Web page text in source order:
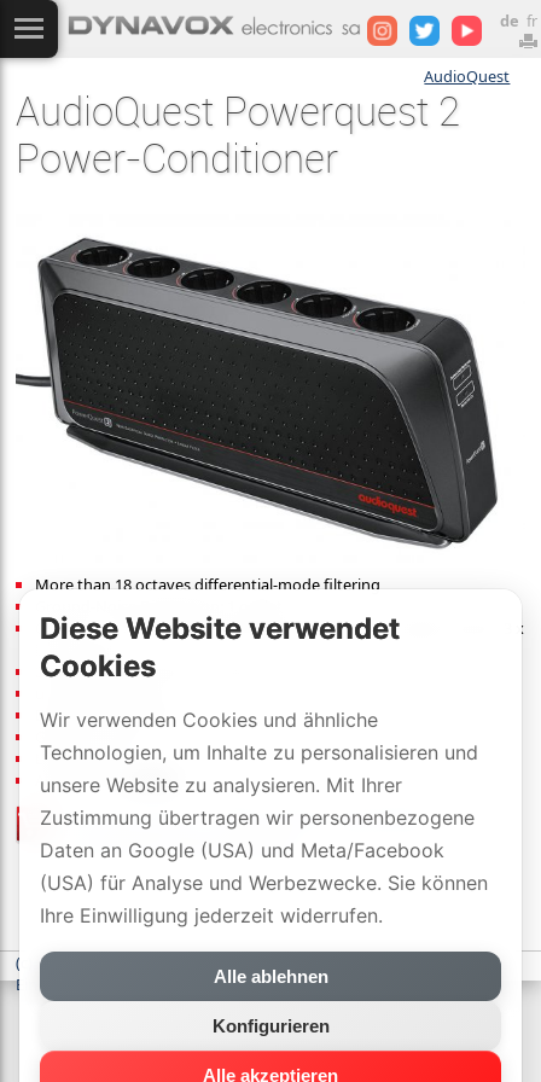
de fr
AudioQuest
AudioQuest Powerquest 2
Power-Conditioner
More than 18 octaves differential-mode filtering
Outlets: 1 x 4K/8K Video Optimized Linear Filter, 2 x High-Current, 3 x
Linear Filter
2X high-speed USB ports (3.4A)
Dimensionen (B×H×T): 39×15×8 cm
Links:Details
Ausführung:
Preisliste/offizielle Händler
mit DYNAVOX-SWISS-GARANTIE
(c) DYNAVOX electronics AG
Einstellungen
Diese Website verwendet
Cookies
Wir verwenden Cookies und ähnliche
Technologien, um Inhalte zu personalisieren und
unsere Website zu analysieren. Mit Ihrer
Zustimmung übertragen wir personenbezogene
Daten an Google (USA) und Meta/Facebook
(USA) für Analyse und Werbezwecke. Sie können
Ihre Einwilligung jederzeit widerrufen.
Alle ablehnen
Konfigurieren
Alle akzeptieren